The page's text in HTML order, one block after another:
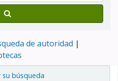
de autoridad
su búsqueda